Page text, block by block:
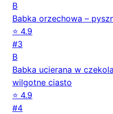
B
Babka orzechowa –
⭐ 4.9
#3
B
Babka ucierana w
wilgotne ciasto
⭐ 4.9
#4